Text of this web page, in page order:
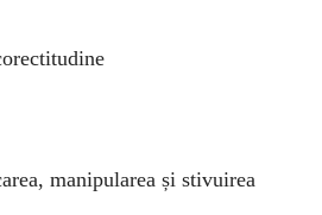
manipularea și stivuirea